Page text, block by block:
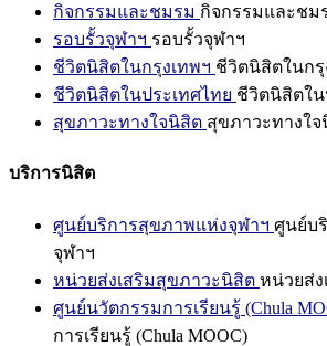
กิจกรรมและชมรม กิจกรรมและชม
รอบรั้วจุฬาฯ รอบรั้วจุฬาฯ
ชีวิตนิสิตในกรุงเทพฯ ชีวิตนิสิตในกรุ
ชีวิตนิสิตในประเทศไทย ชีวิตนิสิตใน
สุขภาวะทางใจนิสิต สุขภาวะทางใ
บริการนิสิต
ศูนย์บริการสุขภาพแห่งจุฬาฯ ศูนย์บ
จุฬาฯ
หน่วยส่งเสริมสุขภาวะนิสิต หน่วยส่
ศูนย์นวัตกรรมการเรียนรู้ (Chula
การเรียนรู้ (Chula MOOC)